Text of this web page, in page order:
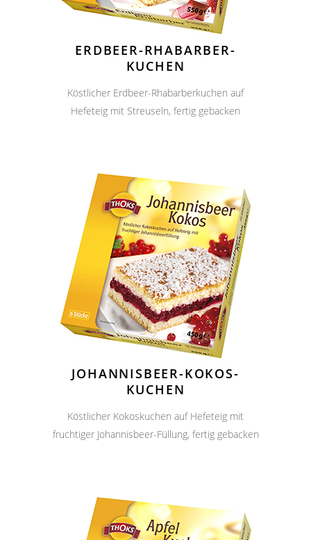
ERDBEER-RHABARBER-
KUCHEN
Köstlicher Erdbeer-Rhabarberkuchen auf
Hefeteig mit Streuseln, fertig gebacken
JOHANNISBEER-KOKOS-
KUCHEN
Köstlicher Kokoskuchen auf Hefeteig mit
fruchtiger Johannisbeer-Füllung, fertig gebacken